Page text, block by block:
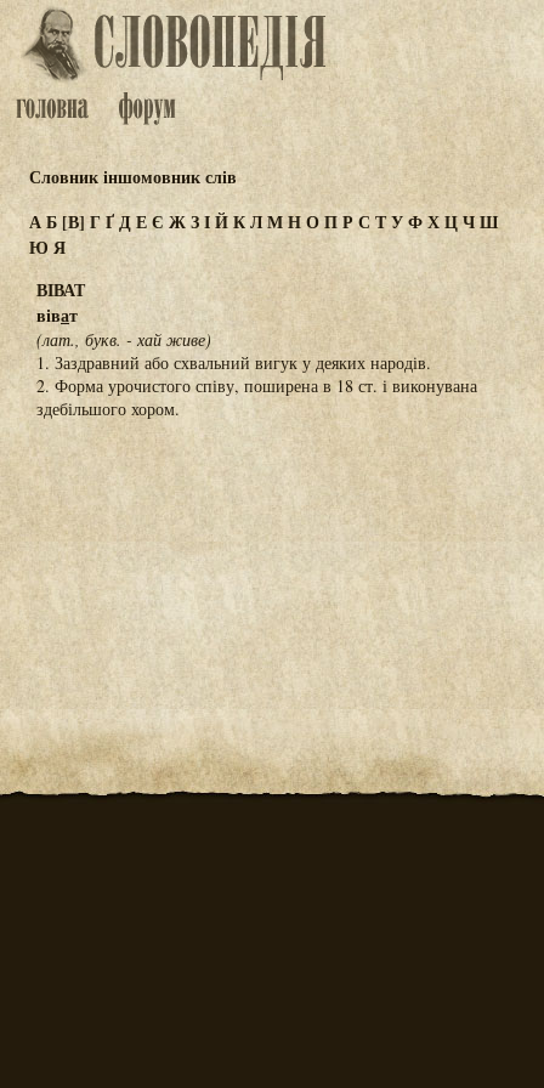
Словник іншомовник слів
АБ [В] ГҐДЕЄ ЖЗІЙКЛМНОПР С ТУФХЦЧШ
Ю Я
ВІВАТ
віват
(лат., букв. - хай живе)
1. Заздравний або схвальний вигук у деяких народів.
2. Форма урочистого співу, поширена в 18 ст. і виконувана
здебільшого хором.